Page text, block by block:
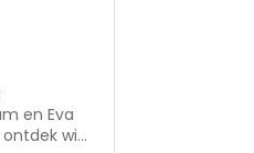
en Eva
wie